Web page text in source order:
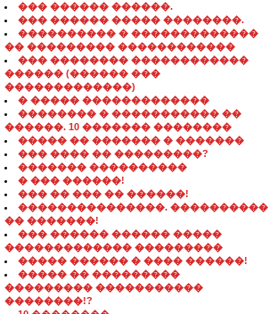
��� ������ ������.
��� ������ ����� ��������.
���������� � �������������
�� ��������� ������������
��� �������� ������������
������ (������ ���
�������������)
� ����� �������������
�������� � ����������� ��
������. 10 ������� ��������
����� �� ������� � �������
��� ���� �� ���������?
������� ����������
� ��� ������!
��� �� ��� �� ������!
���������������. ����������
�� �������!
��� ������ ������ �����
������������� ���������
����� ������ � ���� ������!
����� �� ���������
��������� �����������
��������!?